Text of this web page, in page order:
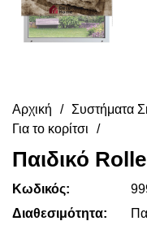
Αρχική Συστήματα
Για το κορίτσι
Παιδικό
Κωδικός:
Διαθεσιμότητα: